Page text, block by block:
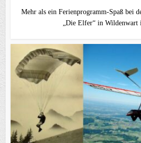
Mehr als ein Ferienprogramm-Spaß bei
„Die Elfer“ in Wildenwart